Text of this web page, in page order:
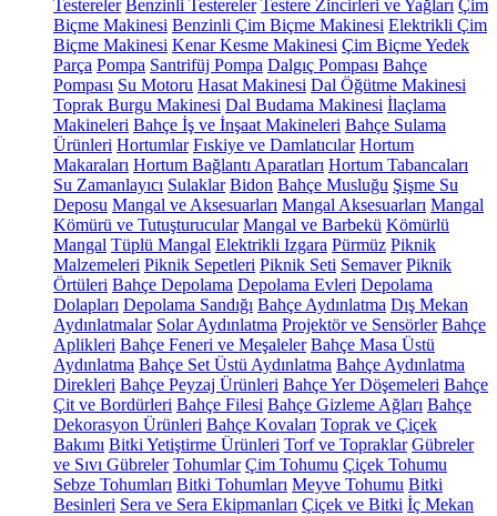
Testereler Benzinli Testereler Testere Zincirleri ve Yağları Çim
Biçme Makinesi Benzinli Çim Biçme Makinesi Elektrikli Çim
Biçme Makinesi Kenar Kesme Makinesi Çim Biçme Yedek
Parça Pompa Santrifüj Pompa Dalgıç Pompası Bahçe
Pompası Su Motoru Hasat Makinesi Dal Öğütme Makinesi
Toprak Burgu Makinesi Dal Budama Makinesi İlaçlama
Makineleri Bahçe İş ve İnşaat Makineleri Bahçe Sulama
Ürünleri Hortumlar Fıskiye ve Damlatıcılar Hortum
Makaraları Hortum Bağlantı Aparatları Hortum Tabancaları
Su Zamanlayıcı Sulaklar Bidon Bahçe Musluğu Şişme Su
Deposu Mangal ve Aksesuarları Mangal Aksesuarları Mangal
Kömürü ve Tutuşturucular Mangal ve Barbekü Kömürlü
Mangal Tüplü Mangal Elektrikli Izgara Pürmüz Piknik
Malzemeleri Piknik Sepetleri Piknik Seti Semaver Piknik
Örtüleri Bahçe Depolama Depolama Evleri Depolama
Dolapları Depolama Sandığı Bahçe Aydınlatma Dış Mekan
Aydınlatmalar Solar Aydınlatma Projektör ve Sensörler Bahçe
Aplikleri Bahçe Feneri ve Meşaleler Bahçe Masa Üstü
Aydınlatma Bahçe Set Üstü Aydınlatma Bahçe Aydınlatma
Direkleri Bahçe Peyzaj Ürünleri Bahçe Yer Döşemeleri Bahçe
Çit ve Bordürleri Bahçe Filesi Bahçe Gizleme Ağları Bahçe
Dekorasyon Ürünleri Bahçe Kovaları Toprak ve Çiçek
Bakımı Bitki Yetiştirme Ürünleri Torf ve Topraklar Gübreler
ve Sıvı Gübreler Tohumlar Çim Tohumu Çiçek Tohumu
Sebze Tohumları Bitki Tohumları Meyve Tohumu Bitki
Besinleri Sera ve Sera Ekipmanları Çiçek ve Bitki İç Mekan